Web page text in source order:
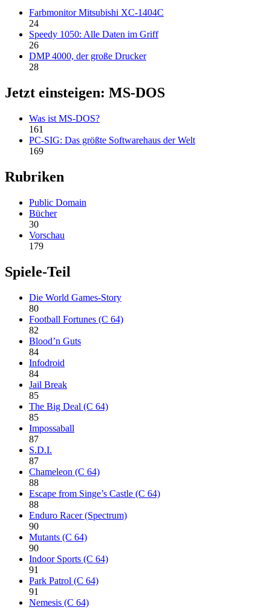
Farbmonitor Mitsubishi XC-1404C
24
Speedy 1050: Alle Daten im Griff
26
DMP 4000, der große Drucker
28
Jetzt einsteigen: MS-DOS
Was ist MS-DOS?
161
PC-SIG: Das größte Softwarehaus der Welt
169
Rubriken
Public Domain
Bücher
30
Vorschau
179
Spiele-Teil
Die World Games-Story
80
Football Fortunes (C 64)
82
Blood’n Guts
84
Infodroid
84
Jail Break
85
The Big Deal (C 64)
85
Impossaball
87
S.D.I.
87
Chameleon (C 64)
88
Escape from Singe’s Castle (C 64)
88
Enduro Racer (Spectrum)
90
Mutants (C 64)
90
Indoor Sports (C 64)
91
Park Patrol (C 64)
91
Nemesis (C 64)